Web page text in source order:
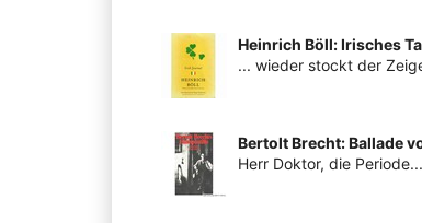
Heinrich Böll: Irisches
... wieder stockt der
Bertolt Brecht: Ballade
Herr Doktor, die